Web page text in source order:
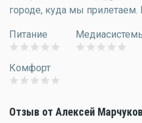
городе, куда мы
Питание
Комфорт
Отзыв от Алексей Марчуков